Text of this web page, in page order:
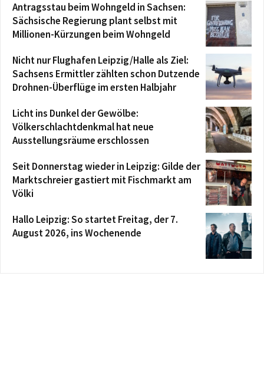
Antragsstau beim Wohngeld in Sachsen:
Sächsische Regierung plant selbst mit
Millionen-Kürzungen beim Wohngeld
Nicht nur Flughafen Leipzig/Halle als Ziel:
Sachsens Ermittler zählten schon Dutzende
Drohnen-Überflüge im ersten Halbjahr
Licht ins Dunkel der Gewölbe:
Völkerschlachtdenkmal hat neue
Ausstellungsräume erschlossen
Seit Donnerstag wieder in Leipzig: Gilde der
Marktschreier gastiert mit Fischmarkt am
Völki
Hallo Leipzig: So startet Freitag, der 7.
August 2026, ins Wochenende